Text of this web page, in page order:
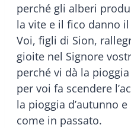
perché gli alberi
la vite e il fico danno
Voi, figli di Sion,
gioite nel Signore
perché vi dà la
per voi fa scendere
la pioggia d’autunno
come in passato.